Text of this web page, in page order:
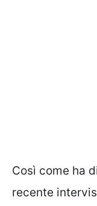
Così come ha
recente